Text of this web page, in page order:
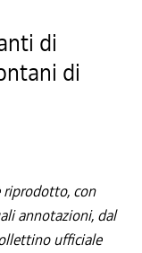
di
di
riprodotto, con
annotazioni, dal
ufficiale